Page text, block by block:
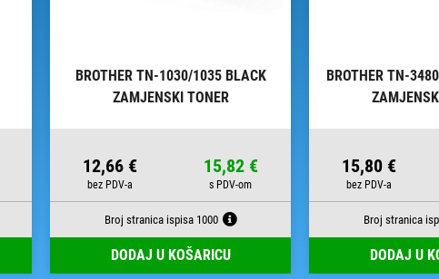
BROTHER TN-1030/1035 BLACK
ZAMJENSKI TONER
12,66 € 15,82 €
Broj stranica ispisa 1000
DODAJ U KOŠARICU
BROTHER TN-
15,80 €
Broj stranica
DODAJ U